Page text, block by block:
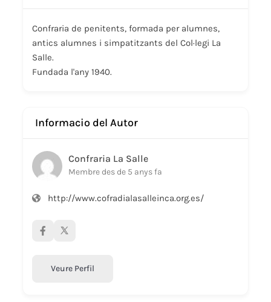
Confraria de penitents, formada per alumnes,
antics alumnes i simpatitzants del Col·legi La
Salle.
Fundada l'any 1940.
Informacio del Autor
Confraria La Salle
Membre des de 5 anys fa
http://www.cofradialasalleinca.org.es/
Veure Perfil